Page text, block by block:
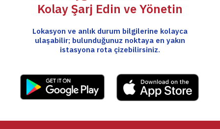
Kolay Şarj Edin ve Yönetin
Lokasyon ve anlık durum bilgilerine kolayca
ulaşabilir; bulunduğunuz noktaya en yakın
istasyona rota çizebilirsiniz.